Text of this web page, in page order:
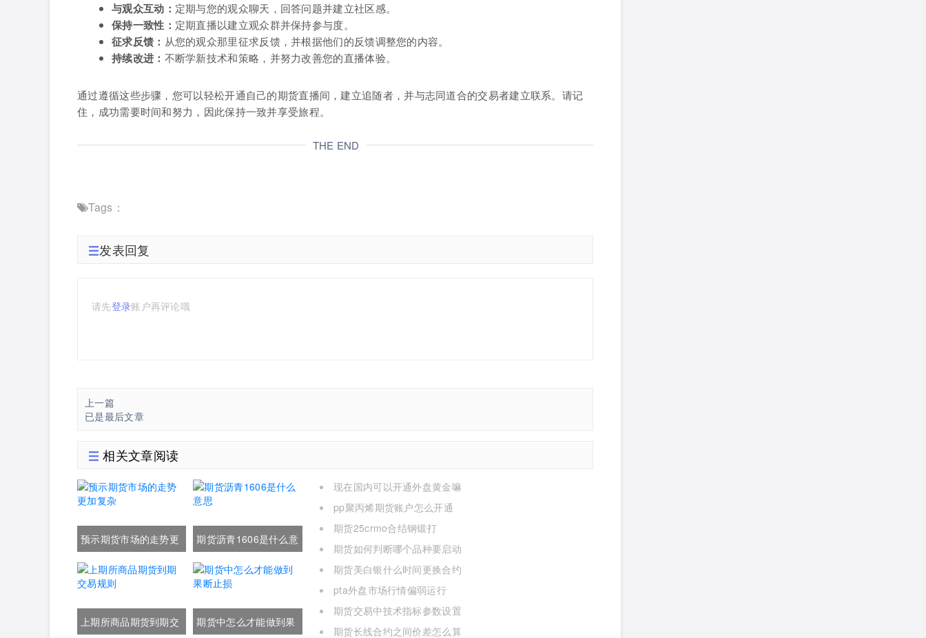
与观众互动： 定期与您的观众聊天，回答问题并建立社区感。
保持一致性： 定期直播以建立观众群并保持参与度。
征求反馈： 从您的观众那里征求反馈，并根据他们的反馈调整您的内容。
持续改进： 不断学新技术和策略，并努力改善您的直播体验。
通过遵循这些步骤，您可以轻松开通自己的期货直播间，建立追随者，并与志同道合的交易者建立联系。请记
住，成功需要时间和努力，因此保持一致并享受旅程。
THE END
Tags：
发表回复
请先登录账户再评论哦
上一篇
已是最后文章
相关文章阅读
预示期货市场的走势更
加复杂
期货沥青1606是什么意
思
上期所商品期货到期交 期货中怎么才能做到果
现在国内可以开通外盘黄金嘛
pp聚丙烯期货账户怎么开通
期货25crmo合结钢锻打
期货如何判断哪个品种要启动
期货美白银什么时间更换合约
pta外盘市场行情偏弱运行
期货交易中技术指标参数设置
期货长线合约之间价差怎么算